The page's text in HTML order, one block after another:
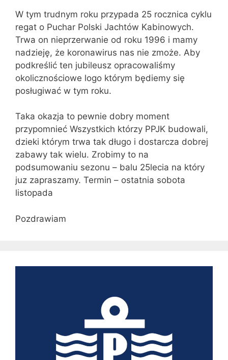
W tym trudnym roku przypada 25 rocznica cyklu
regat o Puchar Polski Jachtów Kabinowych.
Trwa on nieprzerwanie od roku 1996 i mamy
nadzieję, że koronawirus nas nie zmoże. Aby
podkreślić ten jubileusz opracowaliśmy
okolicznościowe logo którym będiemy się
posługiwać w tym roku.
Taka okazja to pewnie dobry moment
przypomnieć Wszystkich którzy PPJK budowali,
dzieki którym trwa tak długo i dostarcza dobrej
zabawy tak wielu. Zrobimy to na
podsumowaniu sezonu – balu 25lecia na który
juz zapraszamy. Termin – ostatnia sobota
listopada
Pozdrawiam